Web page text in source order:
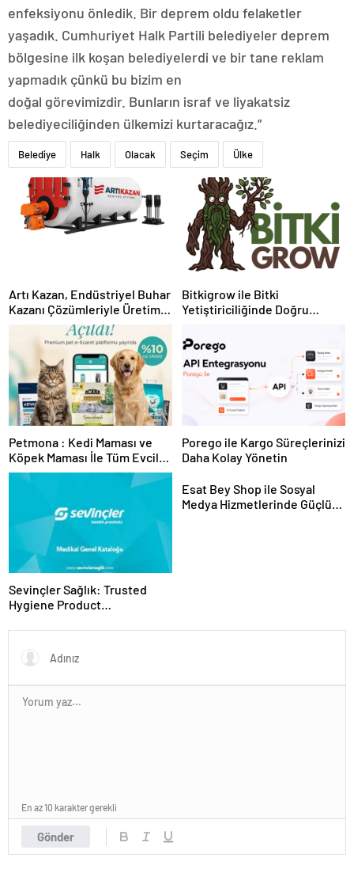
enfeksiyonu önledik. Bir deprem oldu felaketler
yaşadık. Cumhuriyet Halk Partili belediyeler deprem
bölgesine ilk koşan belediyelerdi ve bir tane reklam
yapmadık çünkü bu bizim en
doğal görevimizdir. Bunların israf ve liyakatsiz
belediyeciliğinden ülkemizi kurtaracağız.”
Belediye Halk Olacak Seçim Ülke
Artı Kazan, Endüstriyel Buhar
Kazanı Çözümleriyle Üretim
Tesislerine Verimli Sistemler
Sunuyor
Bitkigrow ile Bitki
Yetiştiriciliğinde Doğru
Petmona : Kedi Maması ve
Köpek Maması İle Tüm Evcil
Hayvan Ürünleri
Porego ile Kargo Süreçlerinizi
Daha Kolay Yönetin
Sevinçler Sağlık: Trusted
Hygiene Product
Esat Bey Shop ile Sosyal
Medya Hizmetlerinde Güçlü
Gönder
En az 10 karakter gerekli